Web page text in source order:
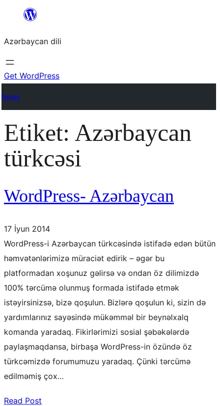
content
Azərbaycan dili
Get WordPress
News
Etiket: Azərbaycan
türkcəsi
WordPress- Azərbaycan
17 İyun 2014
WordPress-i Azərbaycan türkcəsində istifadə edən bütün
həmvətənlərimizə müraciət edirik – əgər bu
platformadan xoşunuz gəlirsə və ondan öz dilimizdə
100% tərcümə olunmuş formada istifadə etmək
istəyirsinizsə, bizə qoşulun. Bizlərə qoşulun ki, sizin də
yardımlarınız sayəsində mükəmməl bir beynəlxalq
komanda yaradaq. Fikirlərimizi sosial şəbəkələrdə
paylaşmaqdansa, birbaşa WordPress-in özündə öz
türkcəmizdə forumumuzu yaradaq. Çünki tərcümə
edilməmiş çox…
Read Post